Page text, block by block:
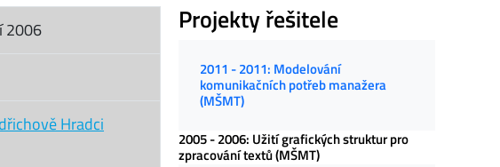
2006
Hradci
Projekty řešitele
2011 - 2011: Modelování
komunikačních potřeb manažera
(MŠMT)
2005 - 2006: Užití grafických struktur pro
zpracování textů (MŠMT)